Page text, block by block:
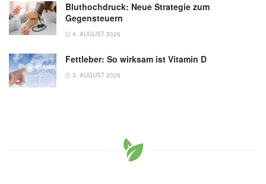
Bluthochdruck: Neue Strategie zum
Gegensteuern
4. AUGUST 2026
Fettleber: So wirksam ist Vitamin D
3. AUGUST 2026